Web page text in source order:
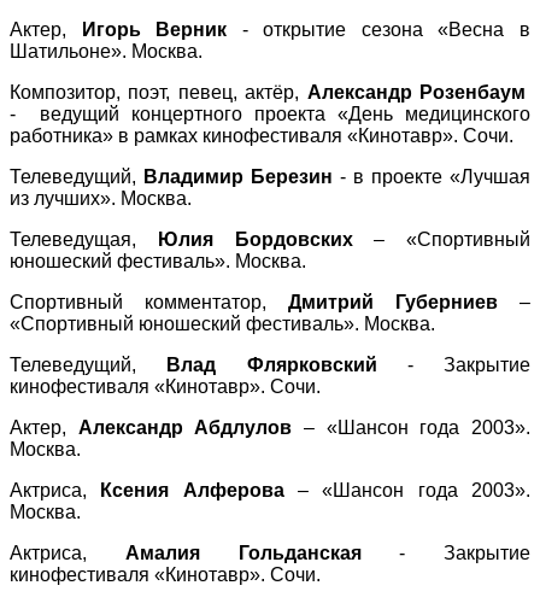
Актер,
Игорь Верник - открытие сезона «Весна в
Шатильоне». Москва.
Композитор, поэт, певец, актёр, Александр Розенбаум
- ведущий концертного проекта «День медицинского
работника» в рамках кинофестиваля «Кинотавр». Сочи.
Телеведущий, Владимир Березин - в проекте «Лучшая
из лучших». Москва.
Телеведущая,
Юлия Бордовских– «Спортивный
юношеский фестиваль». Москва.
Спортивный комментатор, Дмитрий Губерниев –
«Спортивный юношеский фестиваль». Москва.
Телеведущий,
Влад Флярковский - Закрытие
кинофестиваля «Кинотавр». Сочи.
Актер, Александр Абдлулов – «Шансон года 2003».
Москва.
Актриса,
Ксения Алферова– «Шансон года 2003».
Москва.
Актриса, Амалия Гольданская- Закрытие
кинофестиваля «Кинотавр». Сочи.